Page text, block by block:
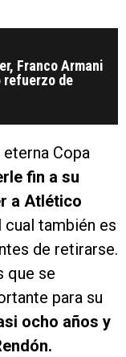
Franco Armani
refuerzo de
Copa
fin a su
a Atlético
cual también es
de retirarse.
que se
para su
ocho años y